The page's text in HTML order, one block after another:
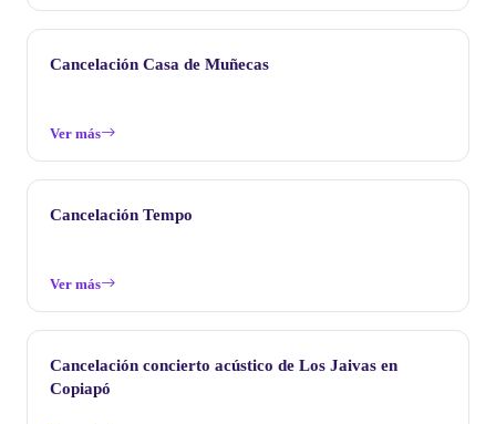
Cancelación Casa de Muñecas
Ver más
Cancelación Tempo
Ver más
Cancelación concierto acústico de Los Jaivas en
Copiapó